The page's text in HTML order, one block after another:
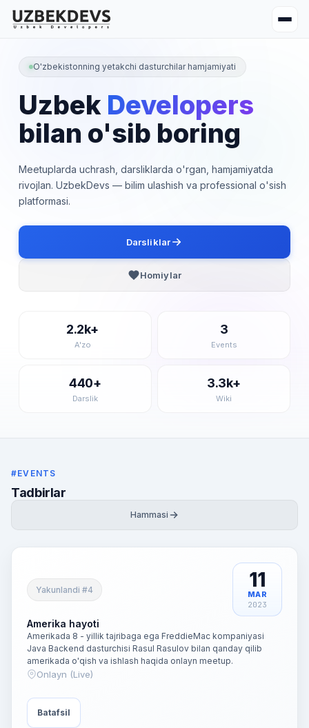
O'zbekistonning yetakchi dasturchilar hamjamiyati
Uzbek Developers
bilan o'sib boring
Meetuplarda uchrash, darsliklarda o'rgan, hamjamiyatda
rivojlan. UzbekDevs — bilim ulashish va professional o'sish
platformasi.
Darsliklar
Homiylar
2.2k+
A'zo
3
Events
440+
Darslik
3.3k+
Wiki
#EVENTS
Tadbirlar
Hammasi
Yakunlandi #4 11
MAR
2023
Amerika hayoti
Amerikada 8 - yillik tajribaga ega FreddieMac kompaniyasi
Java Backend dasturchisi Rasul Rasulov bilan qanday qilib
amerikada o'qish va ishlash haqida onlayn meetup.
Onlayn (Live)
Batafsil